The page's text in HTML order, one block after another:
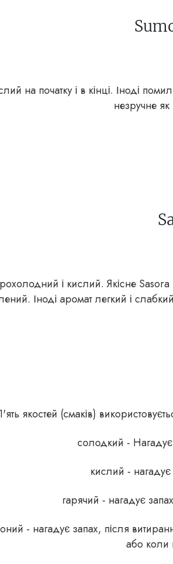
на початку і в кінці. Іноді
незручне
і кислий. Якісне
Іноді аромат легкий і
якостей (смаків)
солодкий -
кислий -
гарячий - нагадує
- нагадує запах, після
або коли